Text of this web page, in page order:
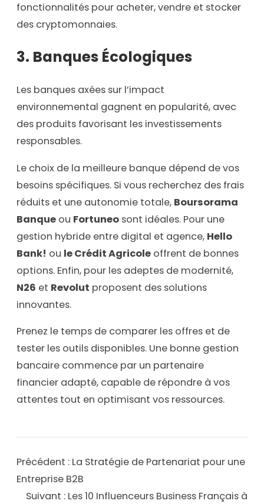
fonctionnalités pour acheter, vendre et stocker
des cryptomonnaies.
3. Banques Écologiques
Les banques axées sur l’impact
environnemental gagnent en popularité, avec
des produits favorisant les investissements
responsables.
Le choix de la meilleure banque dépend de vos
besoins spécifiques. Si vous recherchez des frais
réduits et une autonomie totale, Boursorama
Banque ou Fortuneo sont idéales. Pour une
gestion hybride entre digital et agence, Hello
Bank! ou le Crédit Agricole offrent de bonnes
options. Enfin, pour les adeptes de modernité,
N26 et Revolut proposent des solutions
innovantes.
Prenez le temps de comparer les offres et de
tester les outils disponibles. Une bonne gestion
bancaire commence par un partenaire
financier adapté, capable de répondre à vos
attentes tout en optimisant vos ressources.
Précédent : La Stratégie de Partenariat pour une
Entreprise B2B
Suivant : Les 10 Influenceurs Business Français à